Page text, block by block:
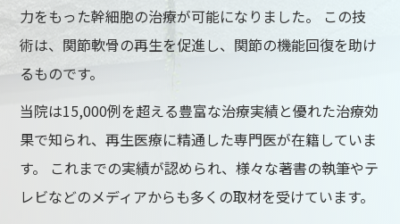
力をもった幹細胞の治療が可能になりました。 この技
術は、関節軟骨の再生を促進し、関節の機能回復を助け
るものです。
当院は15,000例を超える豊富な治療実績と優れた治療効
果で知られ、再生医療に精通した専門医が在籍していま
す。 これまでの実績が認められ、様々な著書の執筆やテ
レビなどのメディアからも多くの取材を受けています。